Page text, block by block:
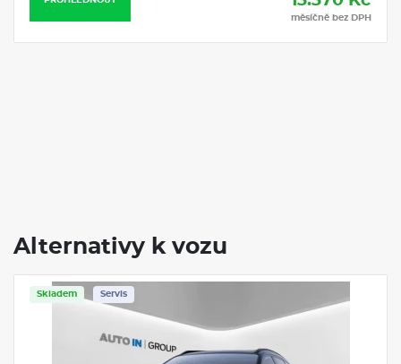
měsíčně bez DPH
Alternativy k vozu
Skladem Servis